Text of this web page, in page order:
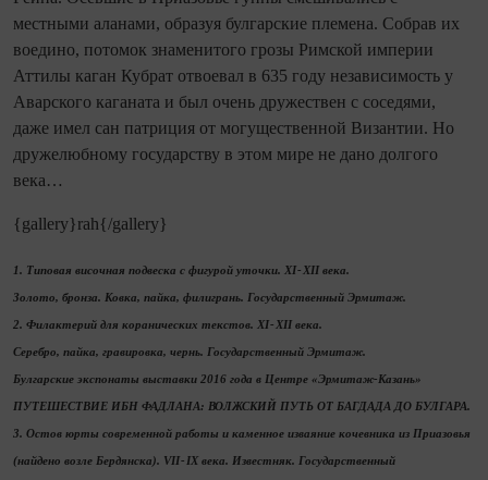
местными аланами, образуя булгарские племена. Собрав их
воедино, потомок знаменитого грозы Римской империи
Аттилы каган Кубрат отвоевал в 635 году независимость у
Аварского каганата и был очень дружествен с соседями,
даже имел сан патриция от могущественной Византии. Но
дружелюбному государству в этом мире не дано долгого
века…
{gallery}rah{/gallery}
1. Типовая височная подвеска с фигурой уточки. XI - XII века.
Золото, бронза. Ковка, пайка, филигрань. Государственный Эрмитаж.
2. Филактерий для коранических текстов. XI - XII века.
Серебро, пайка, гравировка, чернь. Государственный Эрмитаж.
Булгарские экспонаты выставки 2016 года в Центре «Эрмитаж‑Ка­зань»
ПУТЕШЕСТВИЕ ИБН ФАДЛАНА: ВОЛЖСКИЙ ПУТЬ ОТ БАГДАДА ДО БУЛГАРА.
3. Остов юрты современной работы и каменное изваяние кочевника из Приазовья
(найдено возле Бердянска). VII - IX века. Известняк. Государственный